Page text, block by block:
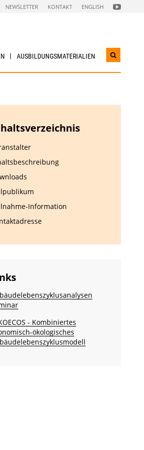
NEWSLETTER KONTAKT ENGLISH FOLGEN
SIE
AUSBILDUNGS­MATERIALIEN
Information
- Kombiniertes
ökologisches